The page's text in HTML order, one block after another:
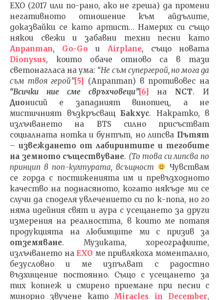
EXO (2017 или по-рано, ако не греша) да промени
негативното отношение към айдълите,
доказвайки се като артист… Намерих си също
някои свежи и забавни техни песни като
Anpanman, Go-Go и Airplane, също новата
Dionysus, които обаче отново са в тази
светонагласа на ума: “Не съм супергерой, но мога да
съм твоя герой”[5] (Anpanman) в противовес на
“Всички ние сме свръхчовеци”[6] на NCT. И
Дионисий е западният винопиец, а не
мистичният възкръсващ Бакхус. Накратко, в
излъчването на BTS силно присъстват
социалната нотка и бунтът, но липсва Пътят
– извеждането от лабиринтите и тегобите
на земното съществуване. (То това си липсва по
принцип в поп-културата, всъщност
Чувствам
се горда с постиженията им и превъзходното
качество на поднасяното, когато някъде ми се
случи да споделя увлечението си по к-попа, но го
няма идейния свят и аура с усещането за други
измерения на реалността, в които ме потапя
продукцията на любимците ми с призив за
отземяване. Музиката, хореографиите,
излъчването на EXO ме привлякоха моментално,
безусловно и ме изпълват с радостно
възхищение постоянно. Също с усещането за
тих копнеж и смирено приемане при песни с
минорно звучене като Miracles in December,